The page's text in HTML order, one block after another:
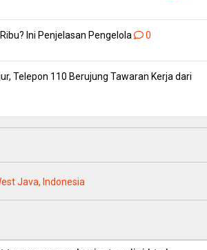
Ini Penjelasan Pengelola 0
Telepon 110 Berujung Tawaran Kerja dari
Java, Indonesia